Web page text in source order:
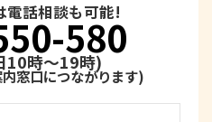
電話相談も可能!
580
10時～19時)